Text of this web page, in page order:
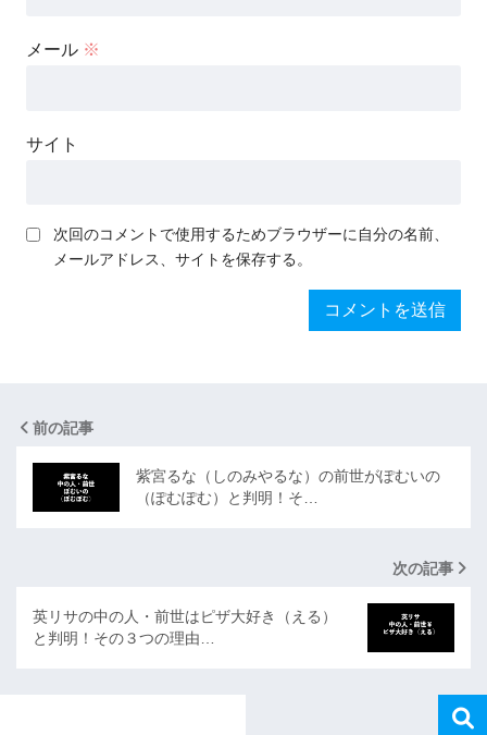
メール ※
サイト
次回のコメントで使用するためブラウザーに自分の名前、
メールアドレス、サイトを保存する。
前の記事
紫宮るな（しのみやるな）の前世がぽむいの
（ぽむぽむ）と判明！そ…
次の記事
英リサの中の人・前世はピザ大好き（える）
と判明！その３つの理由…